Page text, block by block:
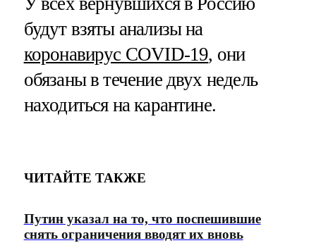
будут взяты анализы на
коронавирус COVID-19, они
обязаны в течение двух недель
находиться на карантине.
ЧИТАЙТЕ ТАКЖЕ
Путин указал на то, что поспешившие
снять ограничения вводят их вновь